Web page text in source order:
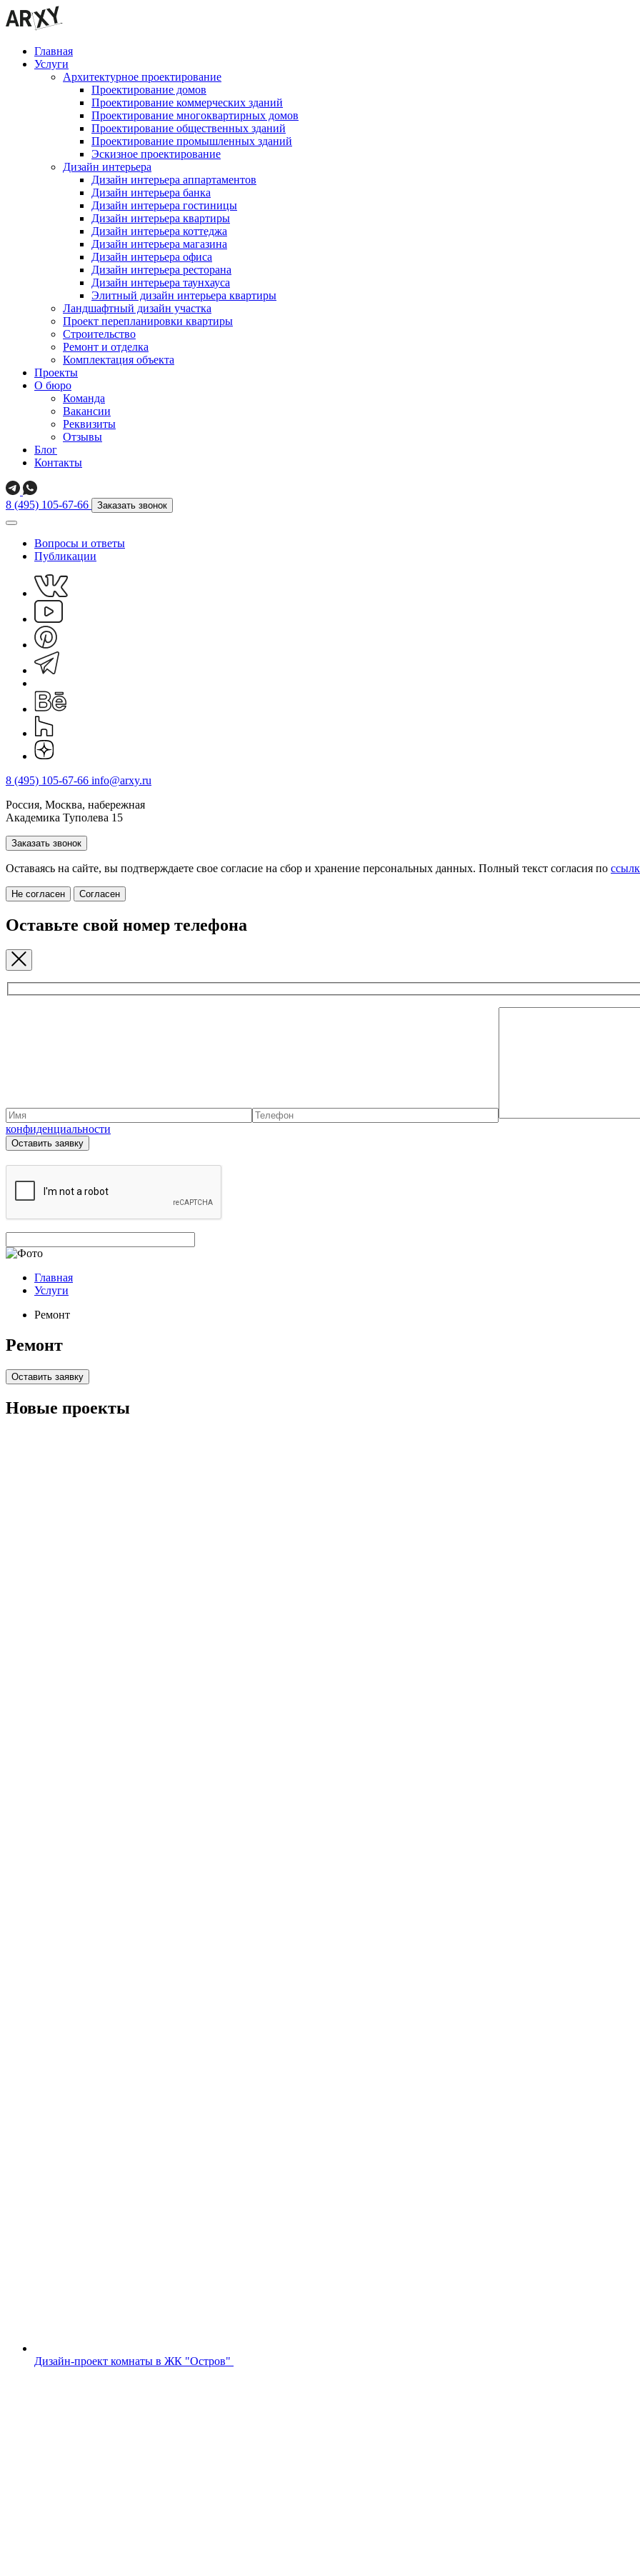
Главная
Услуги
Архитектурное проектирование
Проектирование домов
Проектирование коммерческих зданий
Проектирование многоквартирных домов
Проектирование общественных зданий
Проектирование промышленных зданий
Эскизное проектирование
Дизайн интерьера
Дизайн интерьера аппартаментов
Дизайн интерьера банка
Дизайн интерьера гостиницы
Дизайн интерьера квартиры
Дизайн интерьера коттеджа
Дизайн интерьера магазина
Дизайн интерьера офиса
Дизайн интерьера ресторана
Дизайн интерьера таунхауса
Элитный дизайн интерьера квартиры
Ландшафтный дизайн участка
Проект перепланировки квартиры
Строительство
Ремонт и отделка
Комплектация объекта
Проекты
О бюро
Команда
Вакансии
Реквизиты
Отзывы
Блог
Контакты
8 (495) 105-67-66 Заказать звонок
Вопросы и ответы
Публикации
8 (495) 105-67-66 info@arxy.ru
Россия, Москва, набережная
Академика Туполева 15
Заказать звонок
Оставаясь на сайте, вы подтверждаете свое согласие на cбор и хранение персональных данных. Полный текст согласия по
Не согласен Согласен
Оставьте свой номер телефона
конфиденциальности
Главная
Услуги
Ремонт
Ремонт
Оставить заявку
Новые проекты
Дизайн-проект комнаты в ЖК "Остров"